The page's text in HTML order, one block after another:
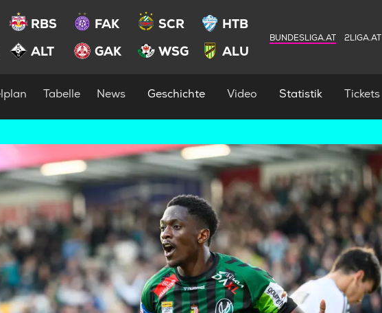
RBS FAK SCR
HTB
ALT GAK WSG ALU
BUNDESLIGA.AT 2LIGA.AT
Tabelle News Geschichte Video Statistik Tickets